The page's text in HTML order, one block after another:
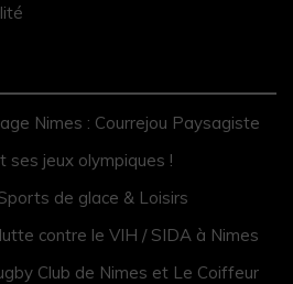
Nimes : Courrejou Paysagiste
ses jeux olympiques !
de glace & Loisirs
contre le VIH / SIDA à Nimes
Club de Nimes et Le Coiffeur